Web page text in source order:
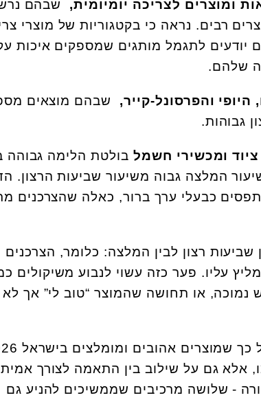
ומוצרים לצריכה יומיומית,
שבהם
רבים. נראה כי בקטגוריות של מוצרי
יודעים לתגמל מותגים שמספקים איכות
שלהם.
היופי והפרסונל-קייר,
שבהם מוצאים
גבוהות.
ומכשירי חשמל בולטת הלימה גבוהה
המלצה גבוה משיעור שביעות הרצון.
כבעלי ערך ברור, כאלה שהצרכנים
רצון לבין המלצה: כלומר, הצרכנים
עליו. פער כזה עשוי לנבוע משיקולים
או תחושה שהמוצר “טוב לי” אך לא
לסיכום, תוצאות המחקר מצביעות על
אלא גם על שילוב בין התאמה לצורך
- שלושה מרכיבים שממשיכים להניע גם